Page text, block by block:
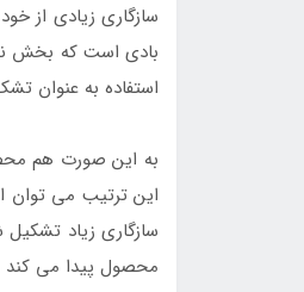
سازگاری زیادی از
بادی است که بخش
استفاده به عنوان
به این صورت هم
این ترتیب می توان
سازگاری زیاد
محصول پیدا می کند